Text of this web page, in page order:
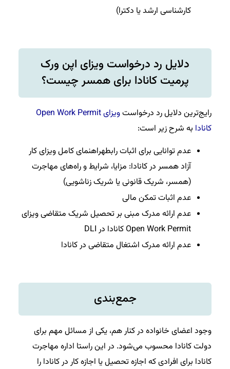
کارشناسی ارشد یا دکترا)
دلایل رد درخواست ویزای اپن ورک
پرمیت کانادا برای همسر چیست؟
رایج‌ترین دلایل رد درخواست
ویزای Open Work Permit
کانادا به شرح زیر است:
عدم توانایی برای اثبات رابطهراهنمای کامل ویزای کار
آزاد همسر در کانادا: مزایا، شرایط و راه‌های مهاجرت
(همسر، شریک قانونی یا شریک زناشویی)
عدم اثبات تمکن مالی
عدم ارائه مدرک مبنی بر تحصیل شریک متقاضی ویزای
Open Work Permit کانادا در DLI
عدم ارائه مدرک اشتغال متقاضی در کانادا
جمع‌بندی
وجود اعضای خانواده در کنار هم، یکی از مسائل مهم برای
دولت کانادا محسوب می‌شود. در این راستا اداره مهاجرت
کانادا برای افرادی که اجازه تحصیل یا اجازه کار در کانادا را